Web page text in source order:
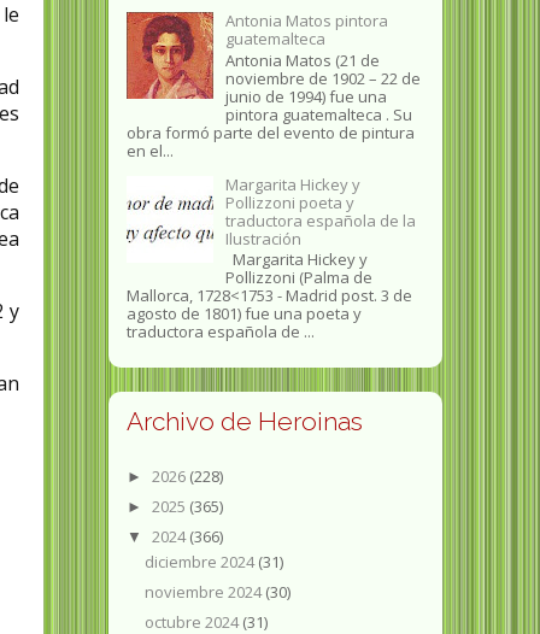
y
Antonia Matos pintora
guatemalteca
Antonia Matos (21 de
noviembre de 1902 – 22 de
junio de 1994) fue una
pintora guatemalteca . Su
obra formó parte del evento de pintura
en el...
Margarita Hickey y
Pollizzoni poeta y
traductora española de la
Ilustración
Margarita Hickey y
Pollizzoni (Palma de
Mallorca, 1728<1753 - Madrid post. 3 de
agosto de 1801) fue una poeta y
traductora española de ...
Archivo de Heroinas
► 2026 (228)
► 2025 (365)
▼ 2024(366)
diciembre 2024(31)
noviembre 2024(30)
octubre 2024(31)